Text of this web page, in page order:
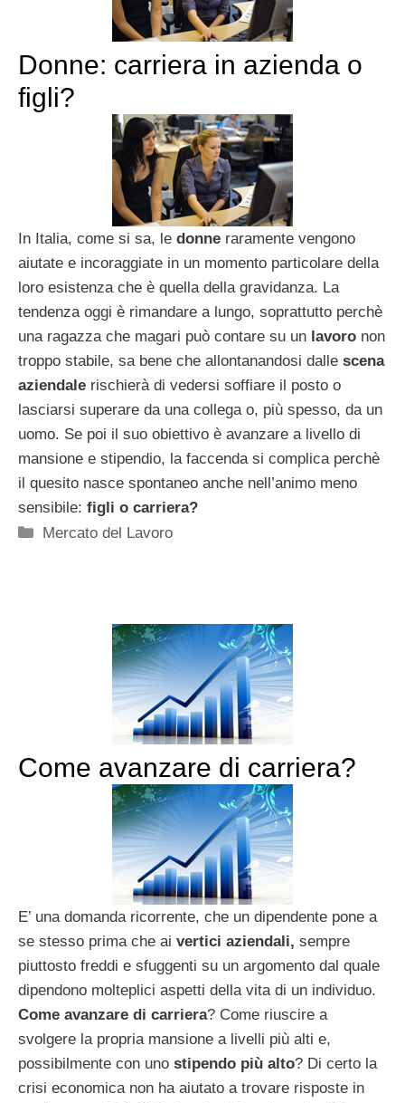
Donne: carriera in azienda o
figli?
In Italia, come si sa, le donne raramente vengono
aiutate e incoraggiate in un momento particolare della
loro esistenza che è quella della gravidanza. La
tendenza oggi è rimandare a lungo, soprattutto perchè
una ragazza che magari può contare su un lavoro non
troppo stabile, sa bene che allontanandosi dalle scena
aziendale rischierà di vedersi soffiare il posto o
lasciarsi superare da una collega o, più spesso, da un
uomo. Se poi il suo obiettivo è avanzare a livello di
mansione e stipendio, la faccenda si complica perchè
il quesito nasce spontaneo anche nell’animo meno
sensibile: figli o carriera?
Categorie
Mercato del Lavoro
Come avanzare di carriera?
E’ una domanda ricorrente, che un dipendente pone a
se stesso prima che ai vertici aziendali, sempre
piuttosto freddi e sfuggenti su un argomento dal quale
dipendono molteplici aspetti della vita di un individuo.
Come avanzare di carriera? Come riuscire a
svolgere la propria mansione a livelli più alti e,
possibilmente con uno stipendo più alto? Di certo la
crisi economica non ha aiutato a trovare risposte in